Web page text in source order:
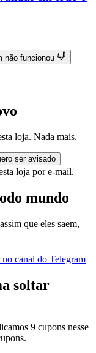
não funcionou
loja. Nada mais.
ser avisado
loja por e-mail.
mundo
que eles saem,
canal do Telegram
soltar
9 cupons nesse